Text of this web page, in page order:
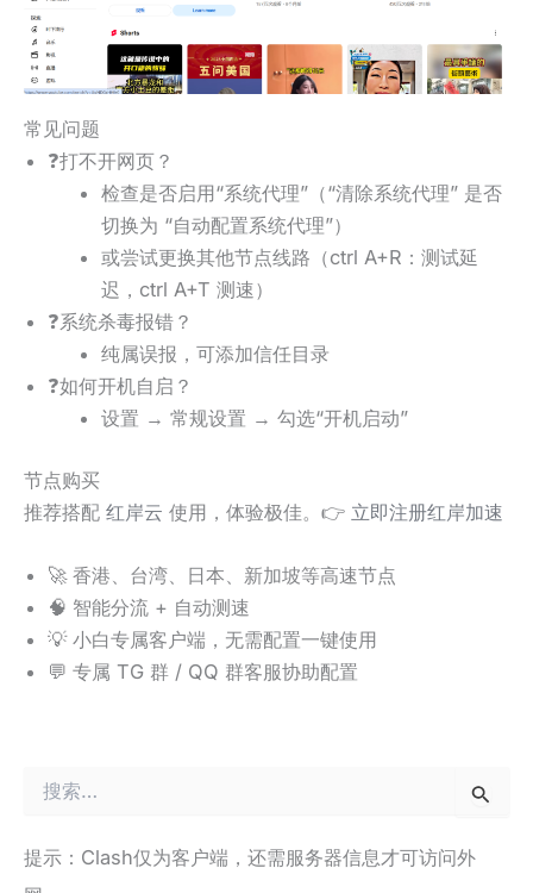
常见问题
❓打不开网页？
检查是否启用“系统代理”（“清除系统代理” 是否
切换为 “自动配置系统代理”）
或尝试更换其他节点线路（ctrl A+R：测试延
迟，ctrl A+T 测速）
❓系统杀毒报错？
纯属误报，可添加信任目录
❓如何开机自启？
设置 → 常规设置 → 勾选“开机启动”
节点购买
推荐搭配 红岸云 使用，体验极佳。👉 立即注册红岸加速
🚀 香港、台湾、日本、新加坡等高速节点
🧠 智能分流 + 自动测速
💡 小白专属客户端，无需配置一键使用
💬 专属 TG 群 / QQ 群客服协助配置
提示：Clash仅为客户端，还需服务器信息才可访问外